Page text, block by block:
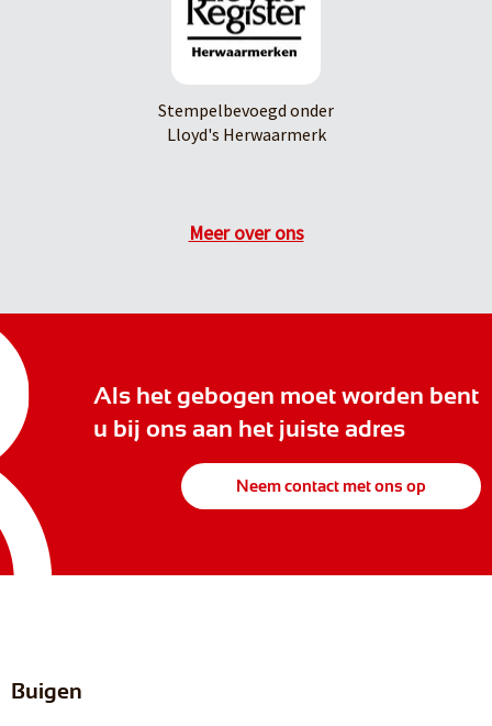
Stempelbevoegd onder
Lloyd's Herwaarmerk
Meer over ons
Als het gebogen moet worden bent
u bij ons aan het juiste adres
Neem contact met ons op
Buigen